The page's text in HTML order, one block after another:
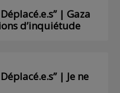
| Gaza
d’inquiétude
| Je ne